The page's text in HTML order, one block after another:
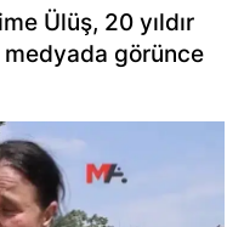
Ülüş, 20 yıldır
medyada görünce